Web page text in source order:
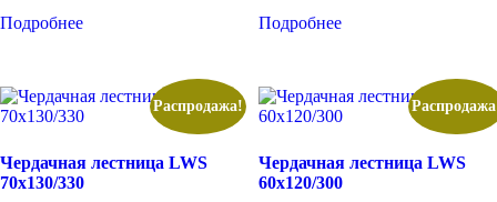
59
Подробнее
32
Подробнее
Распродажа!
Чердачная лестница LWS
70х130/330
Чердачная лестница LWS
60х120/300